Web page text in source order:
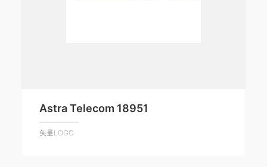
Astra Telecom 18951
矢量LOGO